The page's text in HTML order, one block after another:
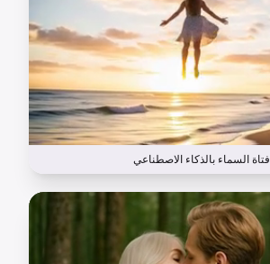
فتاة السماء بالذكاء الاصطناعي